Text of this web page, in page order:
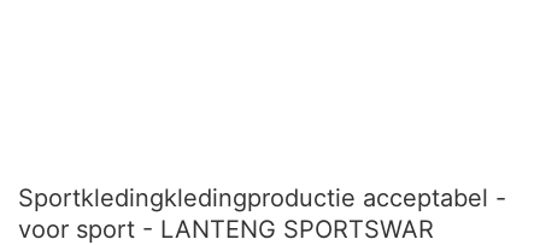
Sportkledingkledingproductie acceptabel -
voor sport - LANTENG SPORTSWAR